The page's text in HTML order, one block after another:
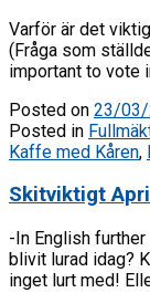
Varför är det
(Fråga som
important to vote
Posted on 23/03/
Posted in
Kaffe med Kåren,
Skitviktigt
-In English
blivit lurad idag?
inget lurt med!